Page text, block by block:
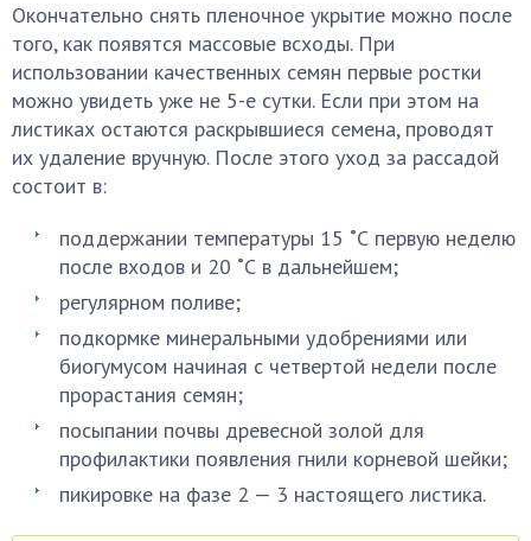
Окончательно снять пленочное укрытие можно после
того, как появятся массовые всходы. При
использовании качественных семян первые ростки
можно увидеть уже не 5-е сутки. Если при этом на
листиках остаются раскрывшиеся семена, проводят
их удаление вручную. После этого уход за рассадой
состоит в:
поддержании температуры 15 ˚С первую неделю
после входов и 20 ˚С в дальнейшем;
регулярном поливе;
подкормке минеральными удобрениями или
биогумусом начиная с четвертой недели после
прорастания семян;
посыпании почвы древесной золой для
профилактики появления гнили корневой шейки;
пикировке на фазе 2 — 3 настоящего листика.